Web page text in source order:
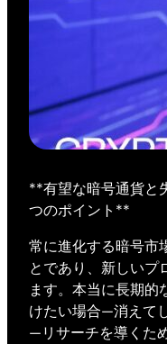
**有望な暗号通貨と
つのポイント**
常に進化する暗号市
とであり、新しいプ
ます。本当に長期的
けたい場合—消えて
—リサーチを導くた